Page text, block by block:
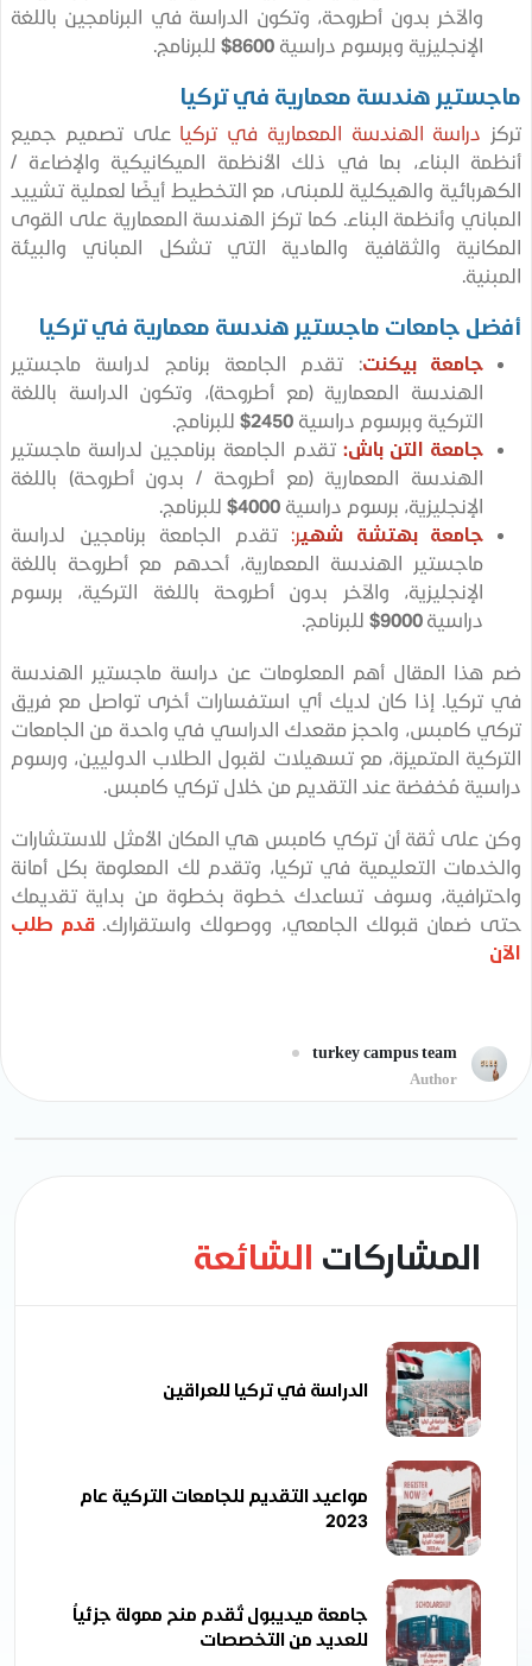
والآخر بدون أطروحة، وتكون الدراسة في البرنامجين باللغة
الإنجليزية وبرسوم دراسية8600$ للبرنامج.
هندسة معمارية في تركيا
دراسة الهندسة المعمارية في تركيا على تصميم جميع
البناء، بما في ذلك الأنظمة الميكانيكية والإضاءة /
والهيكلية للمبنى، مع التخطيط أيضًا لعملية تشييد
وأنظمة البناء. كما تركز الهندسة المعمارية على القوى
والثقافية والمادية التي تشكل المباني والبيئة
جامعات ماجستير هندسة معمارية في تركيا
جامعة بيكنت: تقدم الجامعة برنامج لدراسة ماجستير
الهندسة المعمارية (مع أطروحة)، وتكون الدراسة باللغة
التركية وبرسوم دراسية2450$ للبرنامج.
جامعة التن باش: تقدم الجامعة برنامجين لدراسة ماجستير
الهندسة المعمارية (مع أطروحة / بدون أطروحة) باللغة
الإنجليزية، برسوم دراسية4000$ للبرنامج.
جامعة بهتشة شهير:تقدم الجامعة برنامجين لدراسة
ماجستير الهندسة المعمارية، أحدهم مع أطروحة باللغة
الإنجليزية، والآخر بدون أطروحة باللغة التركية، برسوم
دراسية9000$ للبرنامج.
المقال أهم المعلومات عن دراسة ماجستير الهندسة
إذا كان لديك أي استفسارات أخرى تواصل مع فريق
كامبس، واحجز مقعدك الدراسي في واحدة من الجامعات
المتميزة، مع تسهيلات لقبول الطلاب الدوليين، ورسوم
مُخفضة عند التقديم من خلال تركي كامبس.
على ثقة أن تركي كامبس هي المكان الأمثل للاستشارات
التعليمية في تركيا، وتقدم لك المعلومة بكل أمانة
وسوف تساعدك خطوة بخطوة من بداية تقديمك
ضمان قبولك الجامعي، ووصولك واستقرارك.قدم طلب
turkey campus team
Author
المشاركاتالشائعة
الدراسة في تركيا للعراقين
مواعيد التقديم للجامعات التركية عام
2023
جامعة ميديبول تٌقدم منح ممولة جزئياُ
للعديد من التخصصات